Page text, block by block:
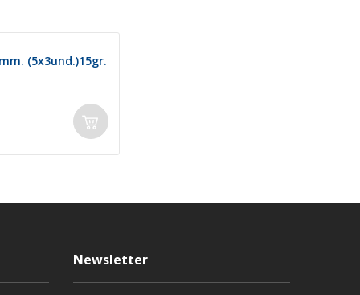
(5x3und.)15gr.
Newsletter